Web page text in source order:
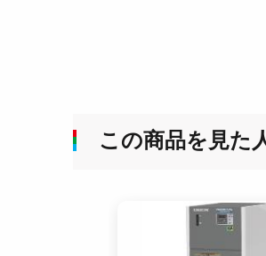
この商品を見た